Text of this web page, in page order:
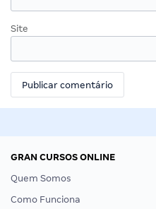
Site
GRAN CURSOS ONLINE
Quem Somos
Como Funciona